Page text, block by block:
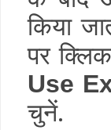
किया
पर
Use
चुनें.